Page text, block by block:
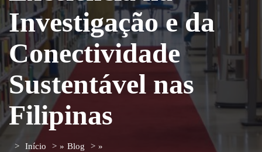
Investigação e da
Conectividade
Sustentável nas
Filipinas
Início » Blog
»